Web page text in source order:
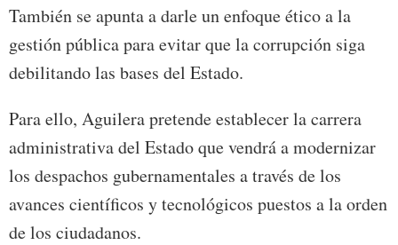
También se apunta a darle un enfoque ético a la
gestión pública para evitar que la corrupción siga
debilitando las bases del Estado.
Para ello, Aguilera pretende establecer la carrera
administrativa del Estado que vendrá a modernizar
los despachos gubernamentales a través de los
avances científicos y tecnológicos puestos a la orden
de los ciudadanos.